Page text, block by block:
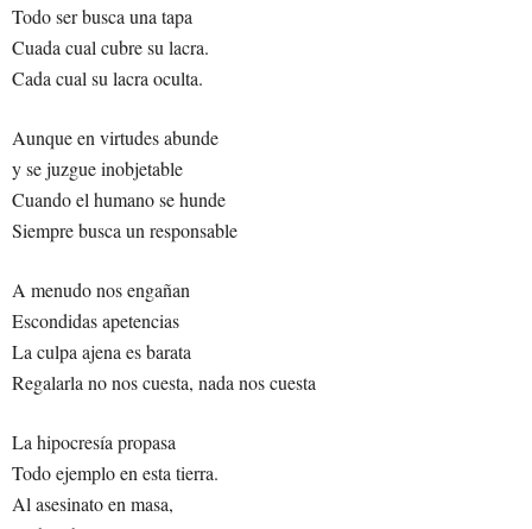
Todo ser busca una tapa
Cuada cual cubre su lacra.
Cada cual su lacra oculta.
Aunque en virtudes abunde
y se juzgue inobjetable
Cuando el humano se hunde
Siempre busca un responsable
A menudo nos engañan
Escondidas apetencias
La culpa ajena es barata
Regalarla no nos cuesta, nada nos cuesta
La hipocresía propasa
Todo ejemplo en esta tierra.
Al asesinato en masa,